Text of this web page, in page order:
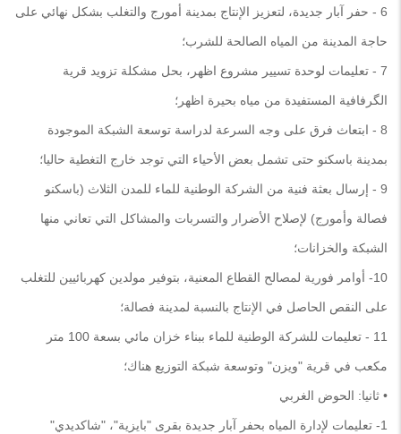
6 - حفر آبار جديدة، لتعزيز الإنتاج بمدينة أمورج والتغلب بشكل نهائي على
حاجة المدينة من المياه الصالحة للشرب؛
7 - تعليمات لوحدة تسيير مشروع اظهر، بحل مشكلة تزويد قرية
الگرفافية المستفيدة من مياه بحيرة اظهر؛
8 - ابتعاث فرق على وجه السرعة لدراسة توسعة الشبكة الموجودة
بمدينة باسكنو حتى تشمل بعض الأحياء التي توجد خارج التغطية حاليا؛
9 - إرسال بعثة فنية من الشركة الوطنية للماء للمدن الثلاث (باسكنو
فصالة وأمورج) لإصلاح الأضرار والتسربات والمشاكل التي تعاني منها
الشبكة والخزانات؛
10- أوامر فورية لمصالح القطاع المعنية، بتوفير مولدين كهربائيين للتغلب
على النقص الحاصل في الإنتاج بالنسبة لمدينة فصالة؛
11 - تعليمات للشركة الوطنية للماء ببناء خزان مائي بسعة 100 متر
مكعب في قرية "ويزن" وتوسعة شبكة التوزيع هناك؛
• ثانيا: الحوض الغربي
1- تعليمات لإدارة المياه بحفر آبار جديدة بقرى "بايزية"، "شاكديدي"